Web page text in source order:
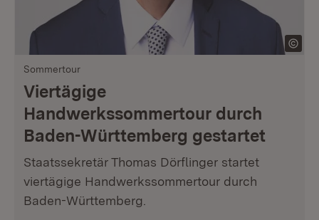
Sommertour
Viertägige
Handwerkssommertour durch
Baden-Württemberg gestartet
Staatssekretär Thomas Dörflinger startet
viertägige Handwerkssommertour durch
Baden-Württemberg.